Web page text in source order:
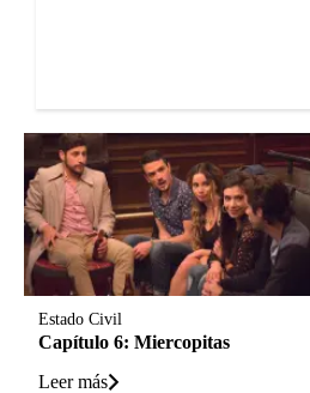
Estado Civil
Capítulo 6: Miercopitas
Leer más